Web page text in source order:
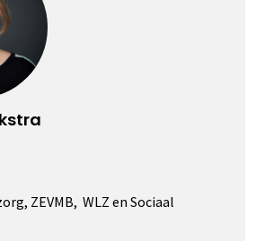
ZEVMB, WLZ en Sociaal